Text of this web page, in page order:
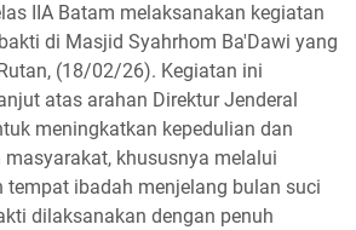
IIA Batam melaksanakan kegiatan
di Masjid Syahrhom Ba'Dawi yang
(18/02/26). Kegiatan ini
atas arahan Direktur Jenderal
meningkatkan kepedulian dan
khususnya melalui
tempat ibadah menjelang bulan suci
dilaksanakan dengan penuh